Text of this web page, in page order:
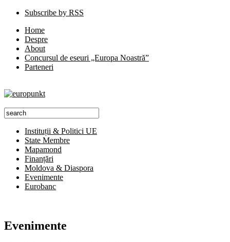
Subscribe by RSS
Home
Despre
About
Concursul de eseuri „Europa Noastră”
Parteneri
Instituții & Politici UE
State Membre
Mapamond
Finanțări
Moldova & Diaspora
Evenimente
Eurobanc
Evenimente